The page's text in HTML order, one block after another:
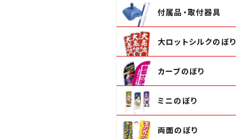
付属品・取付器具
大ロットシルクのぼり
カーブのぼり
ミニのぼり
両面のぼり